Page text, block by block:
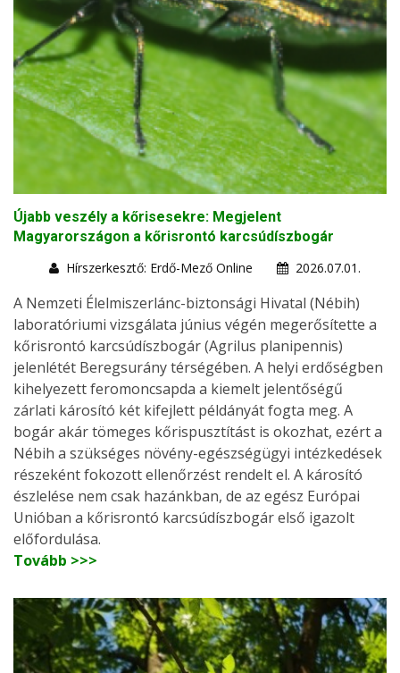
Újabb veszély a kőrisesekre: Megjelent
Magyarországon a kőrisrontó karcsúdíszbogár
Hírszerkesztő: Erdő-Mező Online
2026.07.01.
A Nemzeti Élelmiszerlánc-biztonsági Hivatal (Nébih)
laboratóriumi vizsgálata június végén megerősítette a
kőrisrontó karcsúdíszbogár (Agrilus planipennis)
jelenlétét Beregsurány térségében. A helyi erdőségben
kihelyezett feromoncsapda a kiemelt jelentőségű
zárlati károsító két kifejlett példányát fogta meg. A
bogár akár tömeges kőrispusztítást is okozhat, ezért a
Nébih a szükséges növény-egészségügyi intézkedések
részeként fokozott ellenőrzést rendelt el. A károsító
észlelése nem csak hazánkban, de az egész Európai
Unióban a kőrisrontó karcsúdíszbogár első igazolt
előfordulása.
Tovább >>>